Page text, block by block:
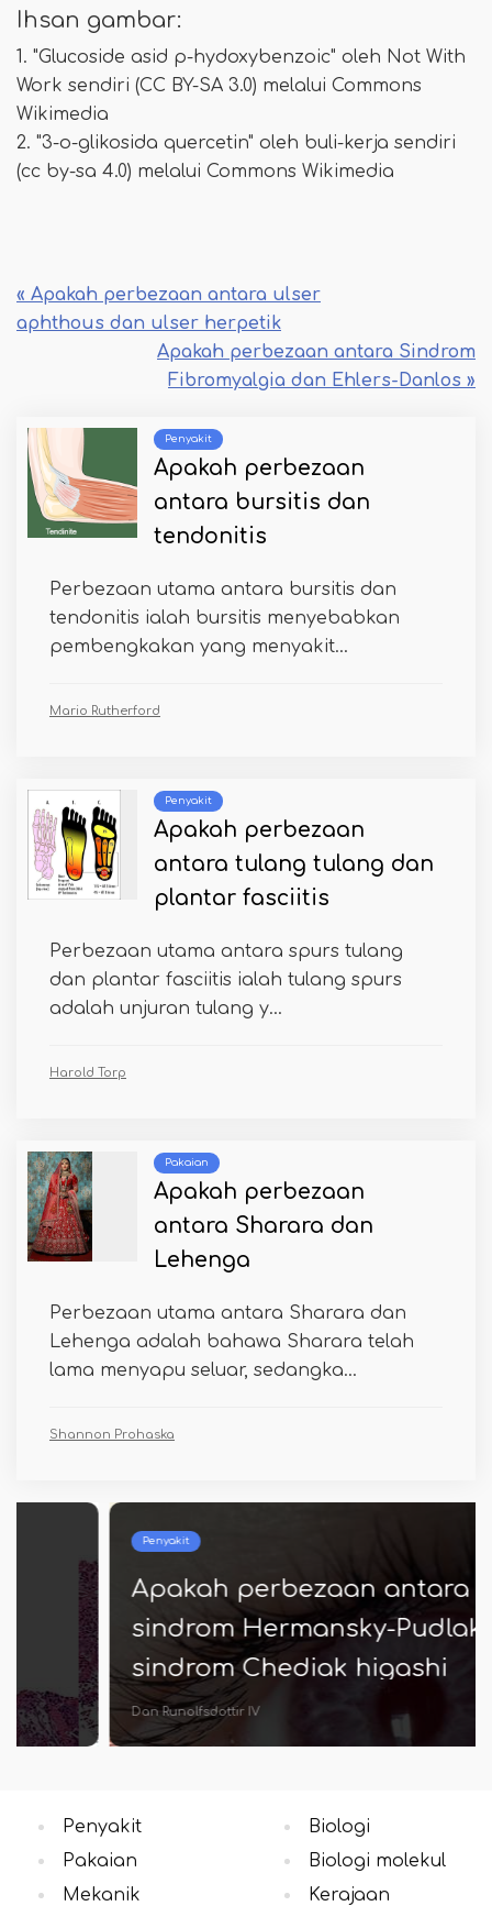
Ihsan gambar:
1. "Glucoside asid p-hydoxybenzoic" oleh Not With
Work sendiri (CC BY-SA 3.0) melalui Commons
Wikimedia
2. "3-o-glikosida quercetin" oleh buli-kerja sendiri
(cc by-sa 4.0) melalui Commons Wikimedia
« Apakah perbezaan antara ulser
aphthous dan ulser herpetik
Apakah perbezaan antara Sindrom
Fibromyalgia dan Ehlers-Danlos »
Penyakit
Apakah perbezaan
antara bursitis dan
tendonitis
Perbezaan utama antara bursitis dan
tendonitis ialah bursitis menyebabkan
pembengkakan yang menyakit...
Mario Rutherford
Penyakit
Apakah perbezaan
antara tulang tulang dan
plantar fasciitis
Perbezaan utama antara spurs tulang
dan plantar fasciitis ialah tulang spurs
adalah unjuran tulang y...
Harold Torp
Pakaian
Apakah perbezaan
antara Sharara dan
Lehenga
Perbezaan utama antara Sharara dan
Lehenga adalah bahawa Sharara telah
lama menyapu seluar, sedangka...
Shannon Prohaska
Apakah perbezaan antara
sindrom Hermansky-Pudlak dan
sindrom Chediak higashi
Dan Runolfsdottir IV
Penyakit
Pakaian
Mekanik
Biologi
Biologi molekul
Kerajaan